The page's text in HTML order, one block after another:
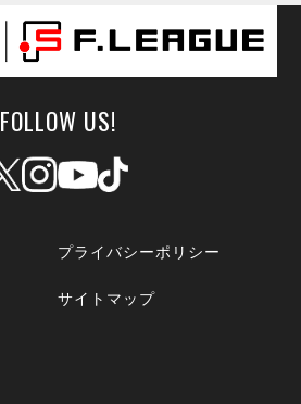
FOLLOW US!
プライバシーポリシー
サイトマップ